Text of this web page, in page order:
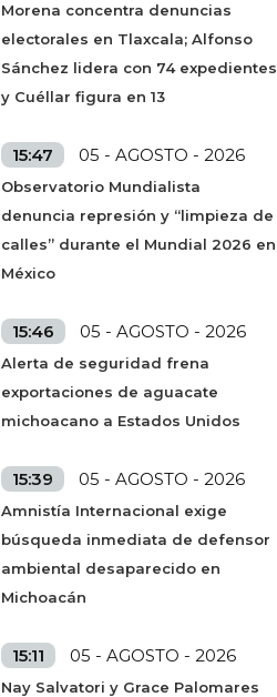
Morena concentra denuncias
electorales en Tlaxcala; Alfonso
Sánchez lidera con 74 expedientes
y Cuéllar figura en 13
15:47 05 - AGOSTO - 2026
Observatorio Mundialista
denuncia represión y “limpieza de
calles” durante el Mundial 2026 en
México
15:46 05 - AGOSTO - 2026
Alerta de seguridad frena
exportaciones de aguacate
michoacano a Estados Unidos
15:39 05 - AGOSTO - 2026
Amnistía Internacional exige
búsqueda inmediata de defensor
ambiental desaparecido en
Michoacán
15:11 05 - AGOSTO - 2026
Nay Salvatori y Grace Palomares